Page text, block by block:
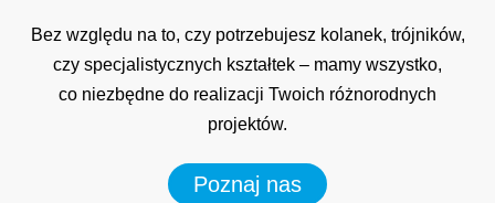
Bez względu na to, czy potrzebujesz kolanek, trójników,
czy specjalistycznych kształtek – mamy wszystko,
co niezbędne do realizacji Twoich różnorodnych
projektów.
Poznaj nas